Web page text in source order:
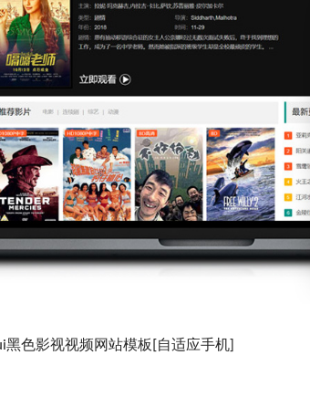
黑色影视视频网站模板[自适应手机]